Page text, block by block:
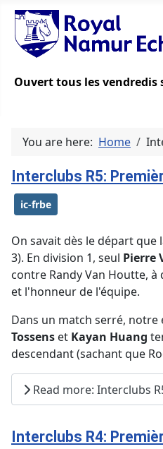
Ouvert tous les vendredis
You are here: Home
Interclubs R5:
ic-frbe
On savait dès le départ
3). En division 1, seul Pierre
contre Randy Van Houtte,
et l'honneur de l'équipe.
Dans un match serré, notre
Tossens et Kayan Huang
descendant (sachant que
Read more: Interclubs
Interclubs R4: